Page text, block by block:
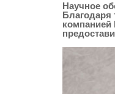
Научное
Благодаря
компанией